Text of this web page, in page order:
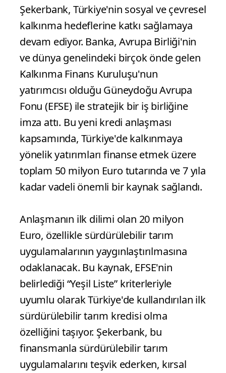
Şekerbank, Türkiye'nin sosyal ve çevresel
kalkınma hedeflerine katkı sağlamaya
devam ediyor. Banka, Avrupa Birliği'nin
ve dünya genelindeki birçok önde gelen
Kalkınma Finans Kuruluşu'nun
yatırımcısı olduğu Güneydoğu Avrupa
Fonu (EFSE) ile stratejik bir iş birliğine
imza attı. Bu yeni kredi anlaşması
kapsamında, Türkiye'de kalkınmaya
yönelik yatırımları finanse etmek üzere
toplam 50 milyon Euro tutarında ve 7 yıla
kadar vadeli önemli bir kaynak sağlandı.
Anlaşmanın ilk dilimi olan 20 milyon
Euro, özellikle sürdürülebilir tarım
uygulamalarının yaygınlaştırılmasına
odaklanacak. Bu kaynak, EFSE'nin
belirlediği “Yeşil Liste” kriterleriyle
uyumlu olarak Türkiye'de kullandırılan ilk
sürdürülebilir tarım kredisi olma
özelliğini taşıyor. Şekerbank, bu
finansmanla sürdürülebilir tarım
uygulamalarını teşvik ederken, kırsal